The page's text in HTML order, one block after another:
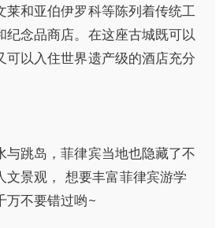
莱和亚伯伊罗科等陈列着传统工
纪念品商店。在这座古城既可以
可以入住世界遗产级的酒店充分
与跳岛，菲律宾当地也隐藏了不
文景观， 想要丰富菲律宾游学
万不要错过哟~